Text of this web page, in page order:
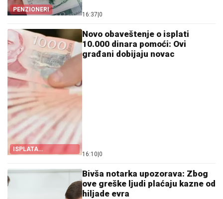
PENZIONERI
16:37 0
ISPLATA
JEDNOKRATNE
Novo obaveštenje o isplati
10.000 dinara pomoći: Ovi
građani dobijaju novac
16:10 0
Bivša notarka upozorava: Zbog
ove greške ljudi plaćaju kazne od
hiljade evra